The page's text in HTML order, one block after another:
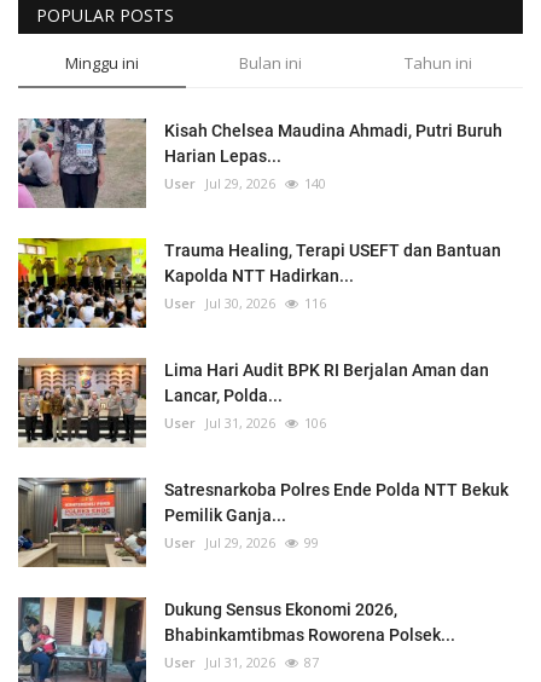
POPULAR POSTS
Minggu ini Bulan ini Tahun ini
Kisah Chelsea Maudina Ahmadi, Putri Buruh
Harian Lepas...
User Jul 29, 2026 140
Trauma Healing, Terapi USEFT dan Bantuan
Kapolda NTT Hadirkan...
User Jul 30, 2026 116
Lima Hari Audit BPK RI Berjalan Aman dan
Lancar, Polda...
User Jul 31, 2026 106
Satresnarkoba Polres Ende Polda NTT Bekuk
Pemilik Ganja...
User Jul 29, 2026 99
Dukung Sensus Ekonomi 2026,
Bhabinkamtibmas Roworena Polsek...
User Jul 31, 2026 87